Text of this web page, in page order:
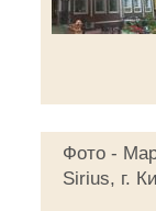
Фото -
Sirius, г.